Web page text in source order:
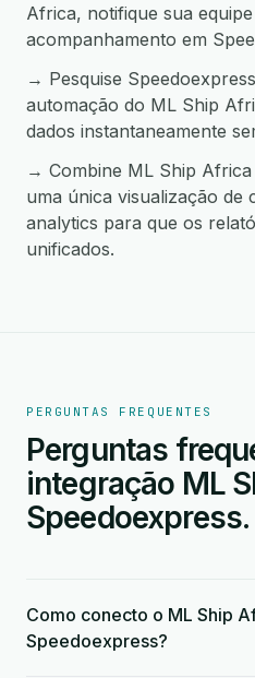
Africa, notifique sua
acompanhamento em
→ Pesquise
automação do ML Ship
dados instantaneamente
→ Combine ML Ship
uma única visualização de
analytics para que os
unificados.
PERGUNTAS FREQUENTES
Perguntas
integração ML
Speedoexpress.
Como conecto o ML Ship
Speedoexpress?